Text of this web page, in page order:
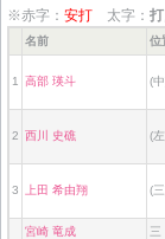
※赤字： 安打 太字：
名前 位
1 高部 瑛斗 (
2 西川 史礁 (
3 上田 希由翔 (
宮崎 竜成 三